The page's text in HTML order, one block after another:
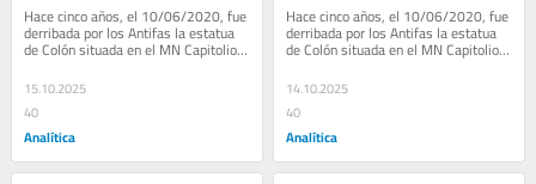
Hace cinco años, el 10/06/2020, fue
derribada por los Antifas la estatua
de Colón situada en el MN Capitolio
15.10.2025
40
Analítica
Hace cinco años, el 10/06/2020, fue
derribada por los Antifas la estatua
de Colón situada en el MN Capitolio
14.10.2025
40
Analítica